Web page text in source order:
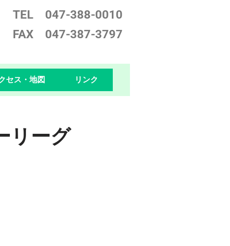
TEL 047-388-0010
FAX 047-387-3797
セス・地図 リンク
リーグ